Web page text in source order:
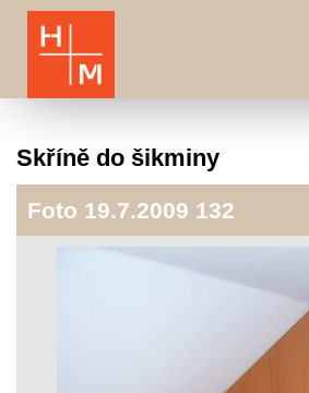
Skříně do šikminy
Foto 19.7.2009 132